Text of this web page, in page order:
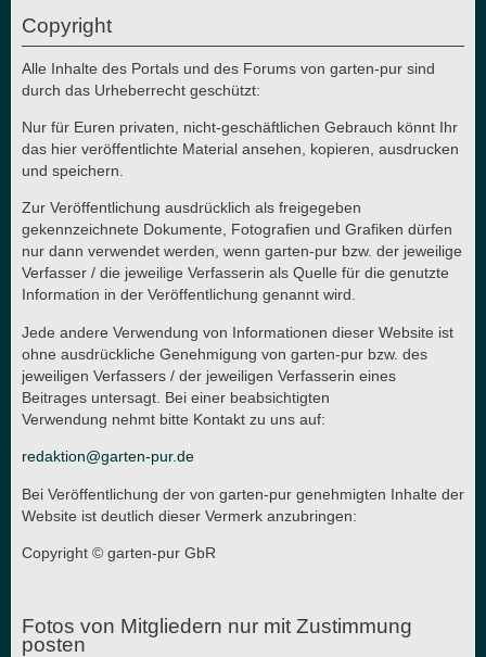
Copyright
Alle Inhalte des Portals und des Forums von garten-pur sind
durch das Urheberrecht geschützt:
Nur für Euren privaten, nicht-geschäftlichen Gebrauch könnt Ihr
das hier veröffentlichte Material ansehen, kopieren, ausdrucken
und speichern.
Zur Veröffentlichung ausdrücklich als freigegeben
gekennzeichnete Dokumente, Fotografien und Grafiken dürfen
nur dann verwendet werden, wenn garten-pur bzw. der jeweilige
Verfasser / die jeweilige Verfasserin als Quelle für die genutzte
Information in der Veröffentlichung genannt wird.
Jede andere Verwendung von Informationen dieser Website ist
ohne ausdrückliche Genehmigung von garten-pur bzw. des
jeweiligen Verfassers / der jeweiligen Verfasserin eines
Beitrages untersagt. Bei einer beabsichtigten
Verwendung nehmt bitte Kontakt zu uns auf:
redaktion@garten-pur.de
Bei Veröffentlichung der von garten-pur genehmigten Inhalte der
Website ist deutlich dieser Vermerk anzubringen:
Copyright © garten-pur GbR
Fotos von Mitgliedern nur mit Zustimmung
posten